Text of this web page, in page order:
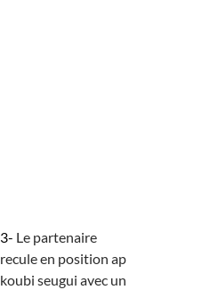
3- Le partenaire
recule en position ap
koubi seugui avec un